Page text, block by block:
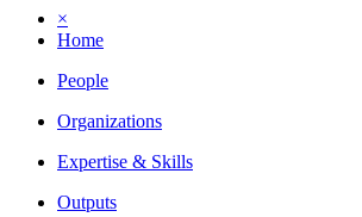
×
Home
People
Organizations
Expertise & Skills
Outputs